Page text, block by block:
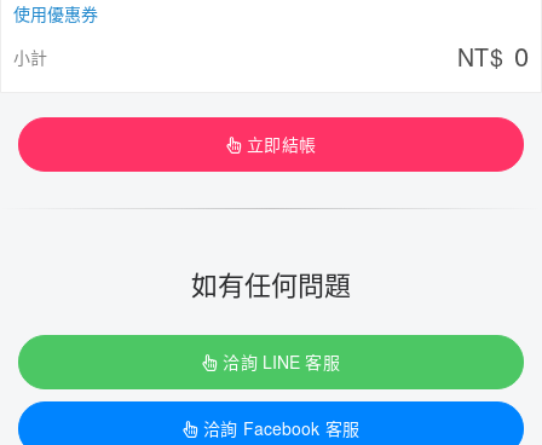
使用優惠券
小計
NT$ 0
立即結帳
如有任何問題
洽詢 LINE 客服
洽詢 Facebook 客服